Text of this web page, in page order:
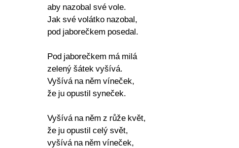
aby nazobal své vole.
Jak své volátko nazobal,
pod jaborečkem posedal.
Pod jaborečkem má milá
zelený šátek vyšívá.
Vyšívá na něm víneček,
že ju opustil syneček.
Vyšívá na něm z růže květ,
že ju opustil celý svět,
vyšívá na něm víneček,